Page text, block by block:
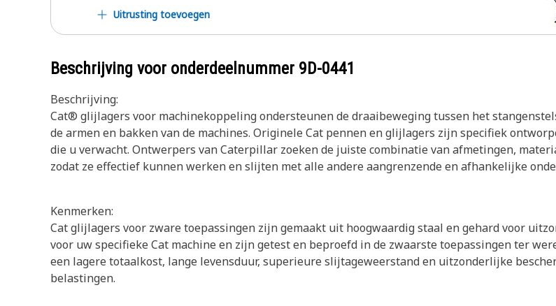
Uitrusting toevoegen
Beschrijving voor onderdeelnummer 9D-0441
Beschrijving:
Cat® glijlagers voor machinekoppeling ondersteunen de draaibeweging tussen het
de armen en bakken van de machines. Originele Cat pennen en glijlagers zijn specifiek
die u verwacht. Ontwerpers van Caterpillar zoeken de juiste combinatie van afmetingen,
zodat ze effectief kunnen werken en slijten met alle andere aangrenzende en afhankelijke
Kenmerken:
Cat glijlagers voor zware toepassingen zijn gemaakt uit hoogwaardig staal en gehard voor
voor uw specifieke Cat machine en zijn getest en beproefd in de zwaarste toepassingen ter
een lagere totaalkost, lange levensduur, superieure slijtageweerstand en uitzonderlijke
belastingen.